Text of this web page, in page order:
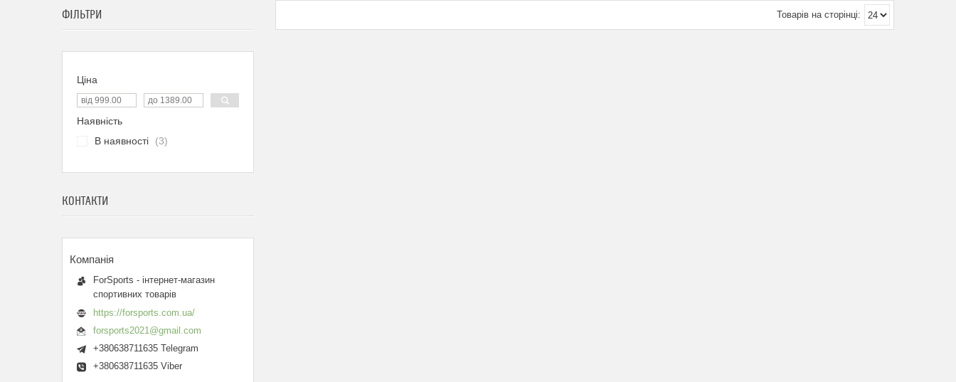
ФІЛЬТРИ
Ціна
Наявність
В наявності
3
КОНТАКТИ
ForSports - інтернет-магазин
спортивних товарів
https://forsports.com.ua/
forsports2021@gmail.com
+380638711635 Telegram
+380638711635 Viber